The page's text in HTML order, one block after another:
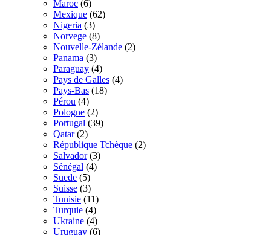
Maroc (6)
Mexique (62)
Nigeria (3)
Norvege (8)
Nouvelle-Zélande (2)
Panama (3)
Paraguay (4)
Pays de Galles (4)
Pays-Bas (18)
Pérou (4)
Pologne (2)
Portugal (39)
Qatar (2)
République Tchèque (2)
Salvador (3)
Sénégal (4)
Suede (5)
Suisse (3)
Tunisie (11)
Turquie (4)
Ukraine (4)
Uruguay (6)